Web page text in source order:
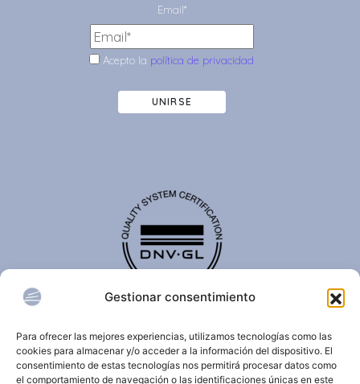
Gestionar consentimiento
Para ofrecer las mejores experiencias, utilizamos tecnologías como las
cookies para almacenar y/o acceder a la información del dispositivo. El
consentimiento de estas tecnologías nos permitirá procesar datos como
el comportamiento de navegación o las identificaciones únicas en este
Email*
Acepto la política de privacidad
UNIRSE
internacionalmente y confirma que una organización
cumple con estándares de calidad, seguridad,
sostenibilidad y/o gestión.